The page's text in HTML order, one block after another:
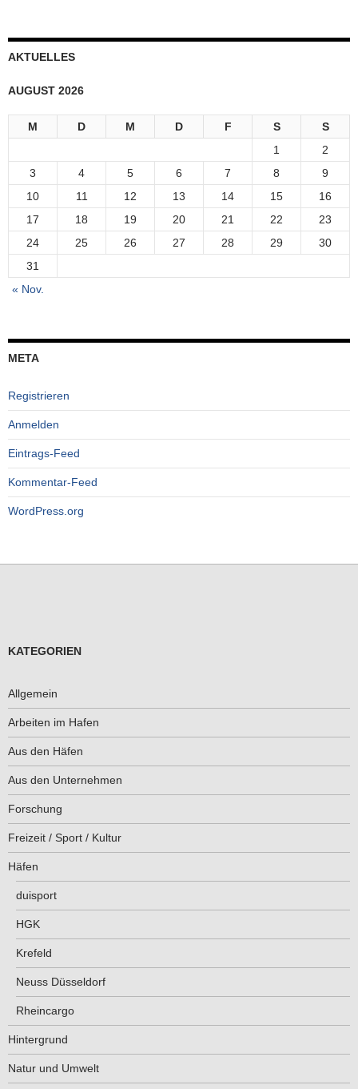
AKTUELLES
AUGUST 2026
M D M D F S
S
1
2
3
4 5 6 7 8
9
10
11 12 13 14 15
16
17
18 19 20 21 22
23
24
25 26 27 28 29
30
31
« Nov.
META
Registrieren
Anmelden
Eintrags-Feed
Kommentar-Feed
WordPress.org
KATEGORIEN
Allgemein
Arbeiten im Hafen
Aus den Häfen
Aus den Unternehmen
Forschung
Freizeit / Sport / Kultur
Häfen
duisport
HGK
Krefeld
Neuss Düsseldorf
Rheincargo
Hintergrund
Natur und Umwelt